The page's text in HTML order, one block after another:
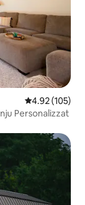
Rating medju
4.92 (105)
Personalizzat